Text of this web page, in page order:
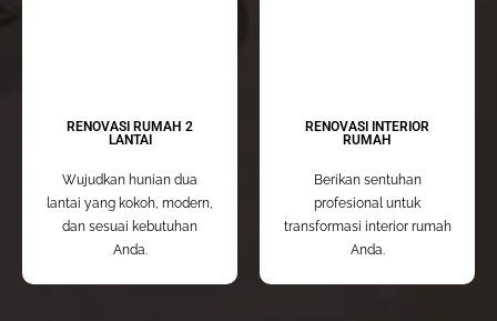
RENOVASI RUMAH 2
LANTAI
Wujudkan hunian dua
lantai yang kokoh, modern,
dan sesuai kebutuhan
Anda.
RENOVASI INTERIOR
RUMAH
Berikan sentuhan
profesional untuk
transformasi interior rumah
Anda.